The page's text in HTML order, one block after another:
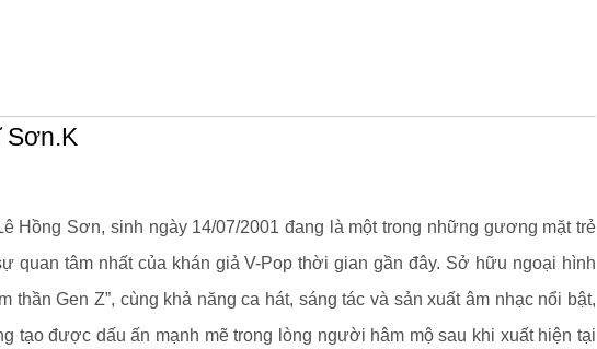
Sơn.K
Hồng Sơn, sinh ngày 14/07/2001 đang là một trong những gương mặt trẻ
quan tâm nhất của khán giả V-Pop thời gian gần đây. Sở hữu ngoại hình
thần Gen Z”, cùng khả năng ca hát, sáng tác và sản xuất âm nhạc nổi bật,
tạo được dấu ấn mạnh mẽ trong lòng người hâm mộ sau khi xuất hiện tại